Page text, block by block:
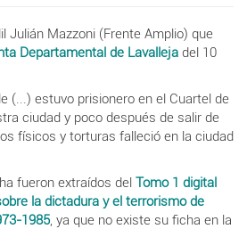
Julián Mazzoni (Frente Amplio) que
Departamental de Lavalleja del 10
(...) estuvo prisionero en el Cuartel de
ciudad y poco después de salir de
físicos y torturas falleció en la ciudad
fueron extraídos del Tomo 1 digital
la dictadura y el terrorismo de
1985, ya que no existe su ficha en la